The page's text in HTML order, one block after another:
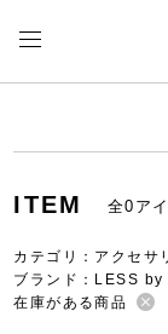
ITEM 全0ア
カテゴリ：アクセサ
ブランド：LESS
在庫がある商品